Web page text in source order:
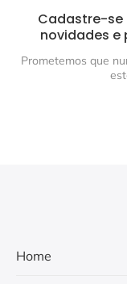
Cadastre-se
novidades e
Prometemos que
Home